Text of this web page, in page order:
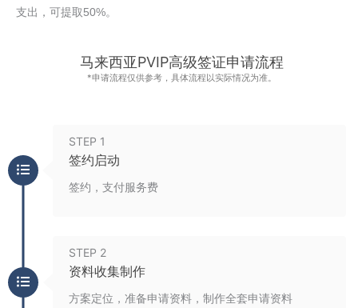
支出，可提取50%。
马来西亚PVIP高级签证申请流程
*申请流程仅供参考，具体流程以实际情况为准。
STEP 1
签约启动
签约，支付服务费
STEP 2
资料收集制作
方案定位，准备申请资料，制作全套申请资料